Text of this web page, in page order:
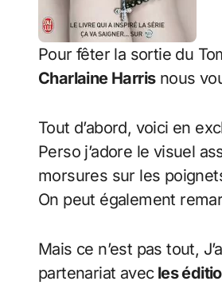
Pour fêter la sortie du
Charlaine Harrisnous
Tout d’abord, voici en
Perso j’adore le visuel
morsures sur les
On peut également
Mais ce n’est pas tout,
partenariat avecles